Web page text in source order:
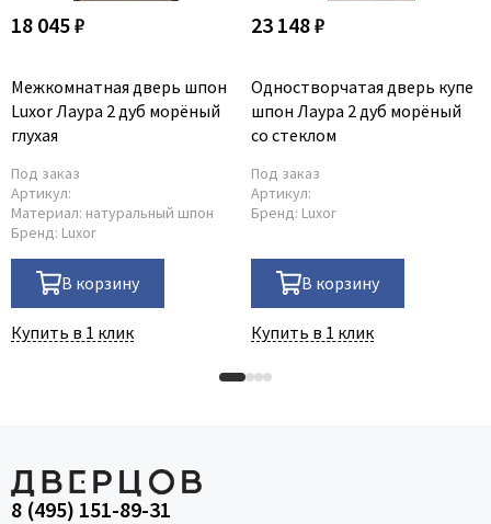
18 045 ₽
Межкомнатная дверь шпон
Luxor Лаура 2 дуб морёный
глухая
Под заказ
Артикул:
Материал: натуральный шпон
Бренд: Luxor
В корзину
Купить в 1 клик
23 148 ₽
Одностворчатая дверь купе
шпон Лаура 2 дуб морёный
со стеклом
Под заказ
Артикул:
Бренд: Luxor
В корзину
Купить в 1 клик
8 (495) 151-89-31